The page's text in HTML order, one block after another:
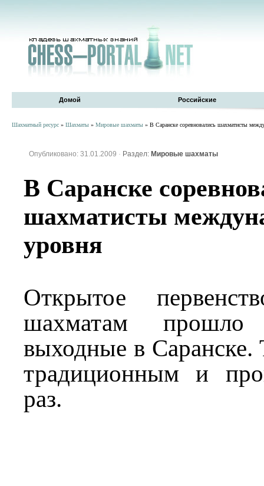
Домой Российские
Шахматный ресурс » Шахматы » Мировые шахматы » В Саранске соревновались шахматисты
Опубликовано: 31.01.2009 · Раздел: Мировые шахматы
В Саранске
шахматисты
уровня
Открытое
шахматам
выходные в Саранске.
традиционным и
раз.